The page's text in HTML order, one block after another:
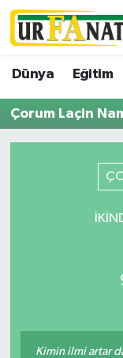
Dünya Eğitim
Çorum Laçin
Kimin ilmi artar
Trafik
Süper Lig
Tüm
Son Dakika